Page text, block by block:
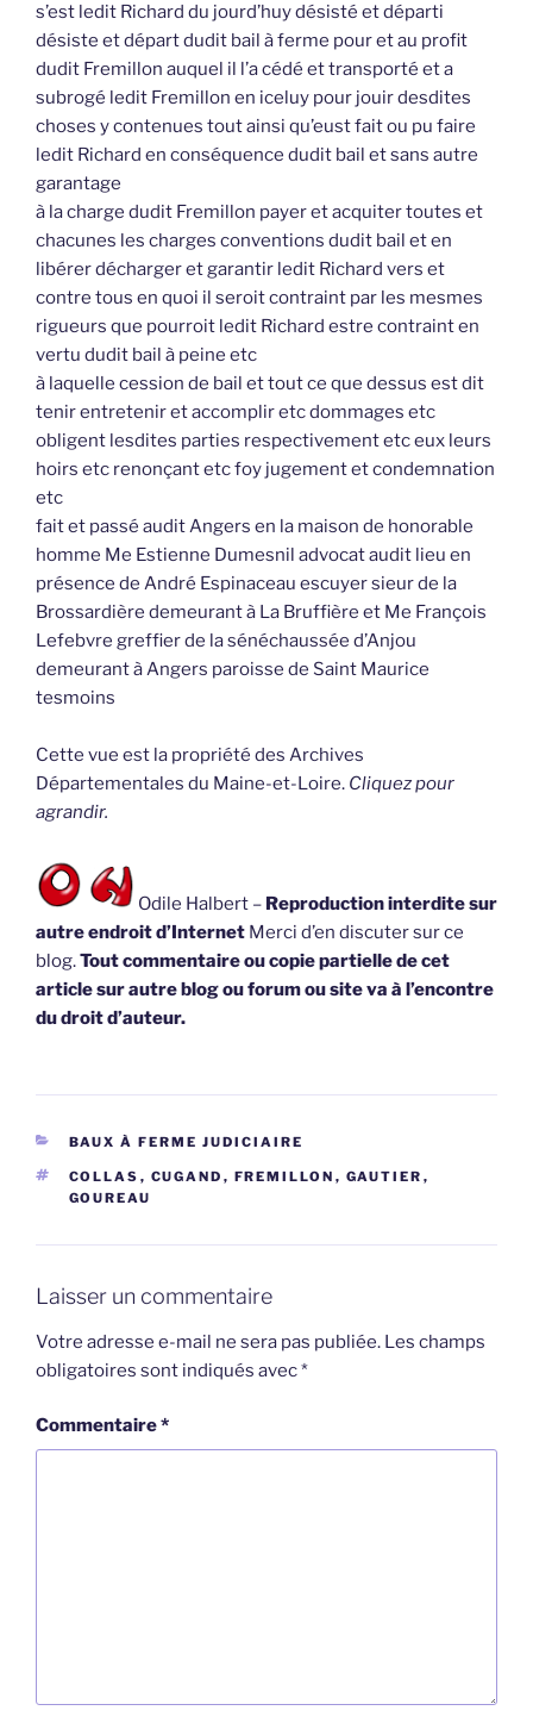
s’est ledit Richard du jourd’huy désisté et départi
désiste et départ dudit bail à ferme pour et au profit
dudit Fremillon auquel il l’a cédé et transporté et a
subrogé ledit Fremillon en iceluy pour jouir desdites
choses y contenues tout ainsi qu’eust fait ou pu faire
ledit Richard en conséquence dudit bail et sans autre
garantage
à la charge dudit Fremillon payer et acquiter toutes et
chacunes les charges conventions dudit bail et en
libérer décharger et garantir ledit Richard vers et
contre tous en quoi il seroit contraint par les mesmes
rigueurs que pourroit ledit Richard estre contraint en
vertu dudit bail à peine etc
à laquelle cession de bail et tout ce que dessus est dit
tenir entretenir et accomplir etc dommages etc
obligent lesdites parties respectivement etc eux leurs
hoirs etc renonçant etc foy jugement et condemnation
etc
fait et passé audit Angers en la maison de honorable
homme Me Estienne Dumesnil advocat audit lieu en
présence de André Espinaceau escuyer sieur de la
Brossardière demeurant à La Bruffière et Me François
Lefebvre greffier de la sénéchaussée d’Anjou
demeurant à Angers paroisse de Saint Maurice
tesmoins
Cette vue est la propriété des Archives
Départementales du Maine-et-Loire. Cliquez pour
agrandir.
Odile Halbert – Reproduction interdite sur
autre endroit d’Internet Merci d’en discuter sur ce
blog.Tout commentaire ou copie partielle de cet
article sur autre blog ou forum ou site va à l’encontre
du droit d’auteur.
CATÉGORIES
BAUX À FERME JUDICIAIRE
ÉTIQUETTES
COLLAS , CUGAND , FREMILLON , GAUTIER ,
GOUREAU
Laisser un commentaire
Votre adresse e-mail ne sera pas publiée. Les champs
obligatoires sont indiqués avec*
Commentaire*